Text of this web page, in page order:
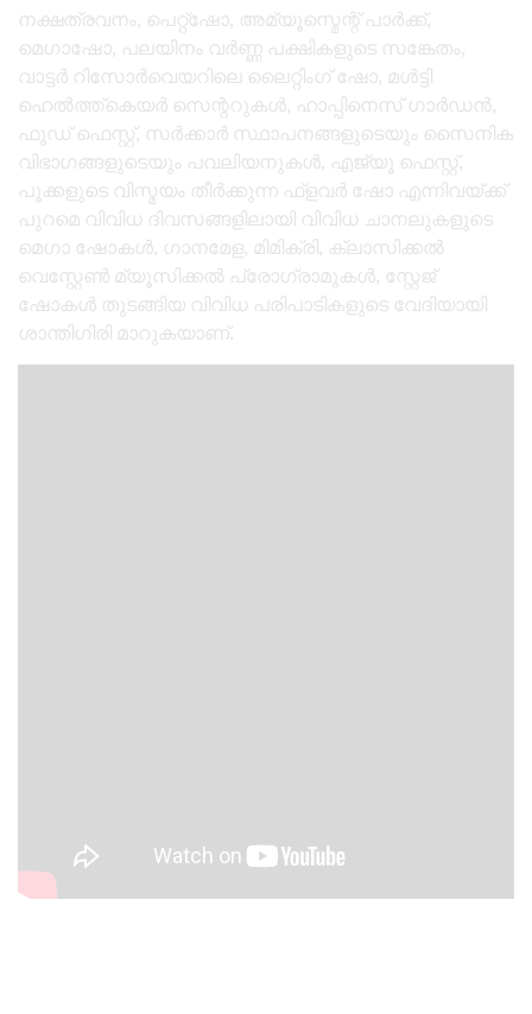
നക്ഷത്രവനം, പെറ്റ്ഷോ, അമ്യൂസ്മെന്റ് പാര്‍ക്ക്,
മെഗാഷോ, പലയിനം വര്‍ണ്ണ പക്ഷികളുടെ സങ്കേതം,
വാട്ടര്‍ റിസോര്‍വെയറിലെ ലൈറ്റിംഗ് ഷോ, മള്‍ട്ടി
ഹെല്‍ത്ത്കെയര്‍ സെന്ററുകള്‍, ഹാപ്പിനെസ് ഗാര്‍ഡന്‍,
ഫുഡ് ഫെസ്റ്റ്, സര്‍ക്കാര്‍ സ്ഥാപനങ്ങളുടെയും സൈനിക
വിഭാഗങ്ങളുടെയും പവലിയനുകള്‍, എജ്യൂ ഫെസ്റ്റ്,
പൂക്കളുടെ വിസ്മയം തീര്‍ക്കുന്ന ഫ്ളവര്‍ ഷോ എന്നിവയ്ക്ക്
പുറമെ വിവിധ ദിവസങ്ങളിലായി വിവിധ ചാനലുകളുടെ
മെഗാ ഷോകള്‍, ഗാനമേള, മിമിക്രി, ക്ലാസിക്കല്‍
വെസ്റ്റേണ്‍ മ്യൂസിക്കല്‍ പ്രോഗ്രാമുകള്‍, സ്റ്റേജ്
ഷോകള്‍ തുടങ്ങിയ വിവിധ പരിപാടികളുടെ വേദിയായി
ശാന്തിഗിരി മാറുകയാണ്.